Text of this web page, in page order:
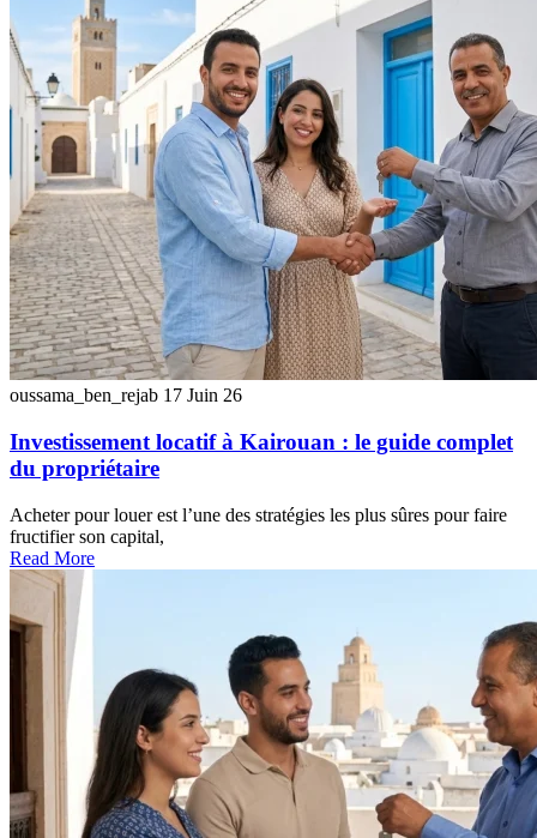
oussama_ben_rejab 17 Juin 26
Investissement locatif à Kairouan : le guide complet
du propriétaire
Acheter pour louer est l’une des stratégies les plus sûres pour faire
fructifier son capital,
Read More